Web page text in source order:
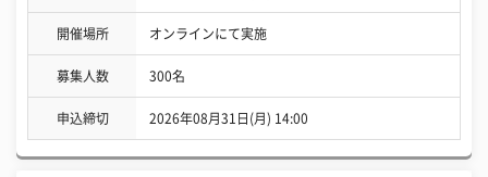
開催場所 オンラインにて実施
募集人数 300名
申込締切 2026年08月31日(月) 14:00